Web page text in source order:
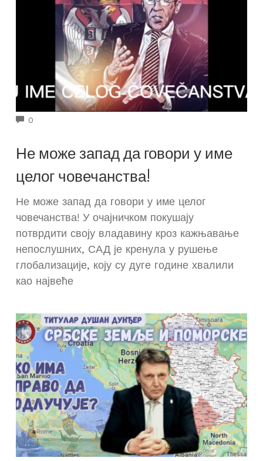
0
Не може запад да говори у име
целог човечанства!
Не може запад да говори у име целог
човечанства! У очајничком покушају
потврдити своју владавину кроз кажњавање
непослушних, САД је кренула у рушење
глобализације, коју су дуге године хвалили
као највеће